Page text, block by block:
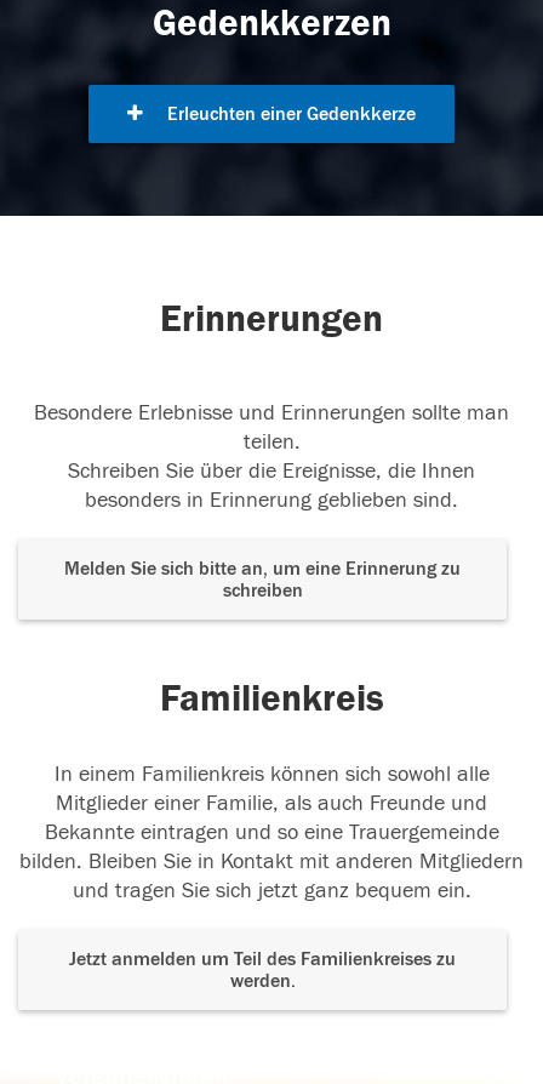
Gedenkkerzen
Erleuchten einer Gedenkkerze
Erinnerungen
Besondere Erlebnisse und Erinnerungen sollte man
teilen.
Schreiben Sie über die Ereignisse, die Ihnen
besonders in Erinnerung geblieben sind.
Melden Sie sich bitte an, um eine Erinnerung zu
schreiben
Familienkreis
In einem Familienkreis können sich sowohl alle
Mitglieder einer Familie, als auch Freunde und
Bekannte eintragen und so eine Trauergemeinde
bilden. Bleiben Sie in Kontakt mit anderen Mitgliedern
und tragen Sie sich jetzt ganz bequem ein.
Jetzt anmelden um Teil des Familienkreises zu
werden.